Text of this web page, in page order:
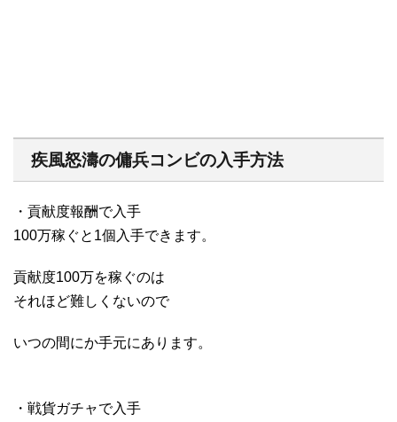
疾風怒濤の傭兵コンビの入手方法
・貢献度報酬で入手
100万稼ぐと1個入手できます。
貢献度100万を稼ぐのは
それほど難しくないので
いつの間にか手元にあります。
・戦貨ガチャで入手